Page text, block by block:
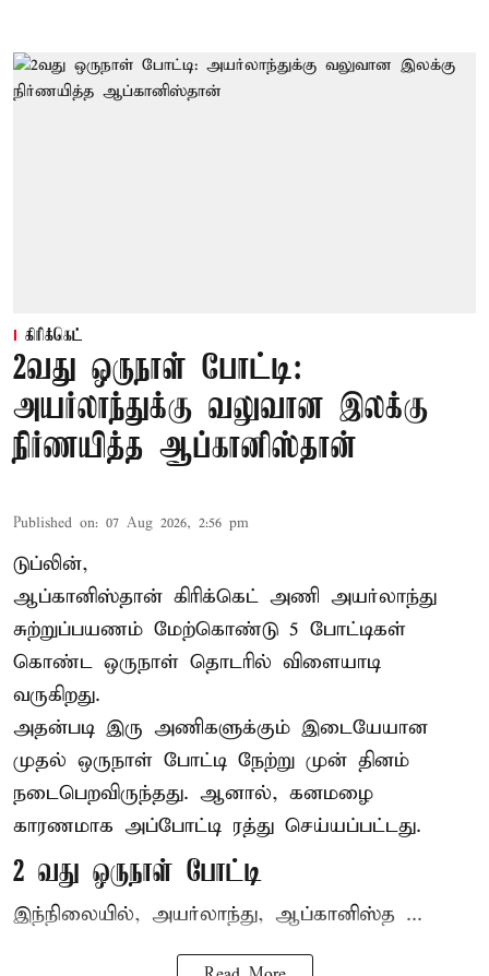
கிரிக்கெட்
2வது ஒருநாள் போட்டி:
அயர்லாந்துக்கு வலுவான இலக்கு
நிர்ணயித்த ஆப்கானிஸ்தான்
Published on: 07 Aug 2026, 2:56 pm
டுப்லின்,
ஆப்கானிஸ்தான் கிரிக்கெட் அணி அயர்லாந்து
சுற்றுப்பயணம் மேற்கொண்டு 5 போட்டிகள்
கொண்ட ஒருநாள் தொடரில் விளையாடி
வருகிறது.
அதன்படி இரு அணிகளுக்கும் இடையேயான
முதல் ஒருநாள் போட்டி நேற்று முன் தினம்
நடைபெறவிருந்தது. ஆனால், கனமழை
காரணமாக அப்போட்டி ரத்து செய்யப்பட்டது.
2 வது ஒருநாள் போட்டி
இந்நிலையில், அயர்லாந்து, ஆப்கானிஸ்த ...